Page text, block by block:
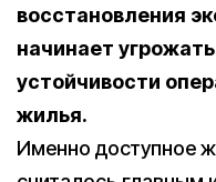
восстановления
начинает
устойчивости
жилья.
Именно доступное